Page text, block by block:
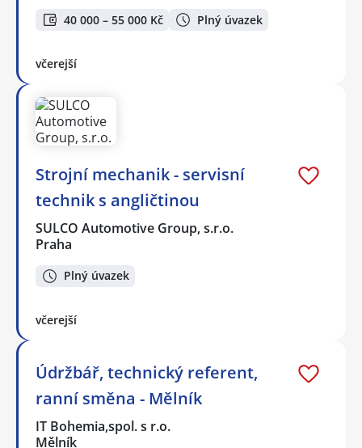
40 000 – 55 000 Kč Plný úvazek
včerejší
Strojní mechanik - servisní
technik s angličtinou
SULCO Automotive Group, s.r.o.
Praha
Plný úvazek
včerejší
Údržbář, technický referent,
ranní směna - Mělník
IT Bohemia,spol. s r.o.
Mělník